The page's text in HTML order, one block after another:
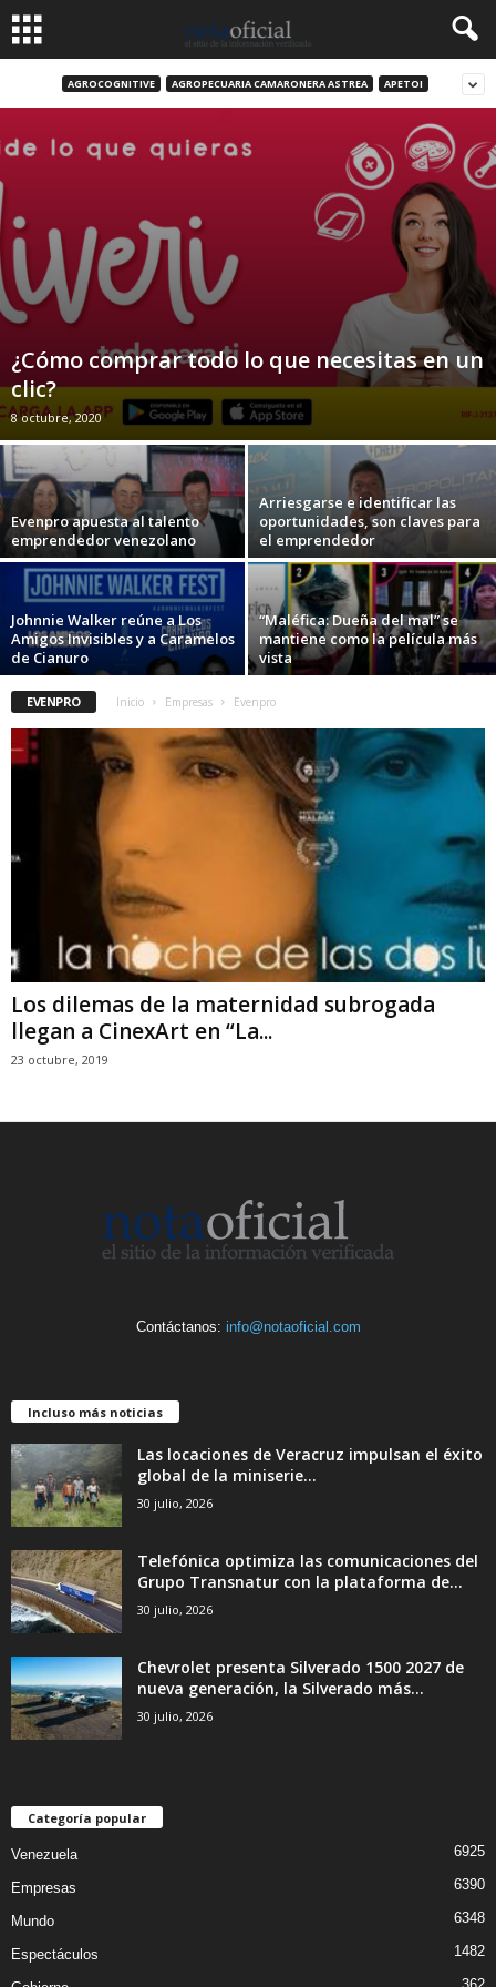
AGROCOGNITIVE AGROPECUARIA CAMARONERA ASTREA APETOI
¿Cómo comprar todo lo que necesitas en un
clic?
8 octubre, 2020
Evenpro apuesta al talento
emprendedor venezolano
Arriesgarse e identificar las
oportunidades, son claves para
el emprendedor
Johnnie Walker reúne a Los
Amigos Invisibles y a Caramelos
de Cianuro
“Maléfica: Dueña del mal” se
mantiene como la película más
vista
EVENPRO Inicio Empresas Evenpro
Los dilemas de la maternidad subrogada
llegan a CinexArt en “La...
23 octubre, 2019
Contáctanos: info@notaoficial.com
Incluso más noticias
Las locaciones de Veracruz impulsan el éxito
global de la miniserie...
30 julio, 2026
Telefónica optimiza las comunicaciones del
Grupo Transnatur con la plataforma de...
30 julio, 2026
Chevrolet presenta Silverado 1500 2027 de
nueva generación, la Silverado más...
30 julio, 2026
Categoría popular
Venezuela 6925
Empresas 6390
Mundo 6348
Espectáculos 1482